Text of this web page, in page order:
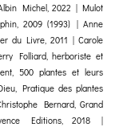
Michel, 2022 | Mulot
2009 (1993) | Anne
du Livre, 2011 | Carole
Folliard, herboriste et
500 plantes et leurs
Pratique des plantes
Bernard, Grand
Editions, 2018 |